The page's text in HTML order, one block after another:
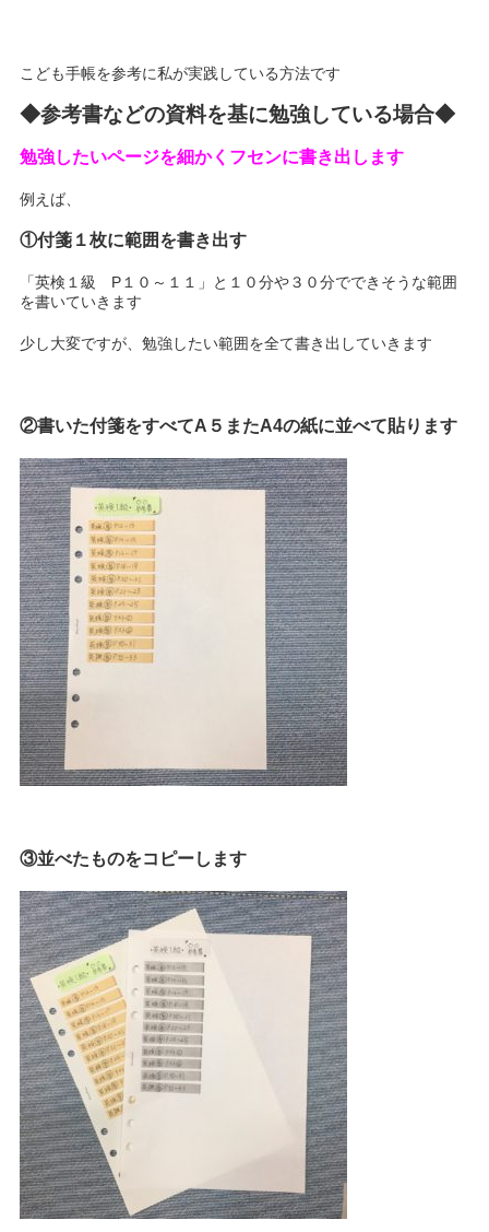
こども手帳を参考に私が実践している方法です
◆参考書などの資料を基に勉強している場合◆
勉強したいページを細かくフセンに書き出します
例えば、
①付箋１枚に範囲を書き出す
「英検１級 P１０～１１」と１０分や３０分でできそうな範囲
を書いていきます
少し大変ですが、勉強したい範囲を全て書き出していきます
②書いた付箋をすべてA５またA4の紙に並べて貼ります
③並べたものをコピーします